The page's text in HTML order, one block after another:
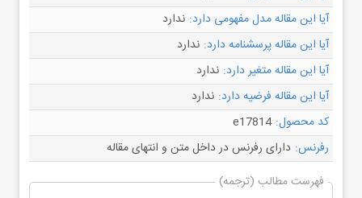
آیا این مقاله مدل مفهومی دارد: ندارد
آیا این مقاله پرسشنامه دارد: ندارد
آیا این مقاله متغیر دارد: ندارد
آیا این مقاله فرضیه دارد: ندارد
کد محصول: e17814
رفرنس: دارای رفرنس در داخل متن و انتهای مقاله
فهرست مطالب (ترجمه)